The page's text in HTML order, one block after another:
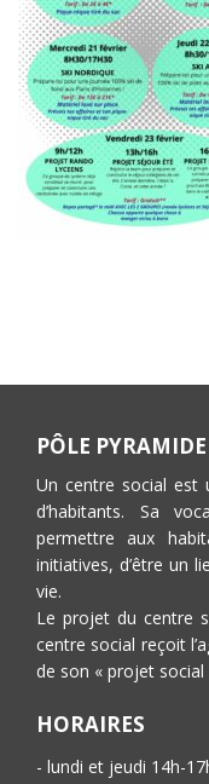
PÔLE PYRAMIDE
Un centre social est
d’habitants. Sa
permettre aux
initiatives, d’être un
vie.
Le projet du centre
centre social reçoit
de son « projet
HORAIRES
- lundi et jeudi 14h-